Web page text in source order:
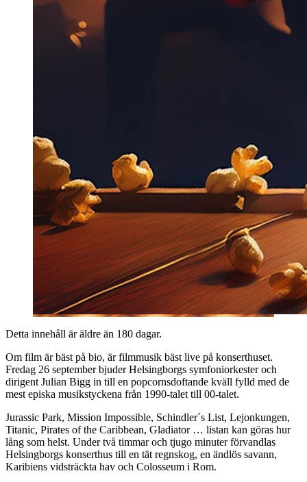
Detta innehåll är äldre än 180 dagar.
Om film är bäst på bio, är filmmusik bäst live på konserthuset.
Fredag 26 september bjuder Helsingborgs symfoniorkester och
dirigent Julian Bigg in till en popcornsdoftande kväll fylld med de
mest episka musikstyckena från 1990-talet till 00-talet.
Jurassic Park, Mission Impossible, Schindler´s List, Lejonkungen,
Titanic, Pirates of the Caribbean, Gladiator … listan kan göras hur
lång som helst. Under två timmar och tjugo minuter förvandlas
Helsingborgs konserthus till en tät regnskog, en ändlös savann,
Karibiens vidsträckta hav och Colosseum i Rom.